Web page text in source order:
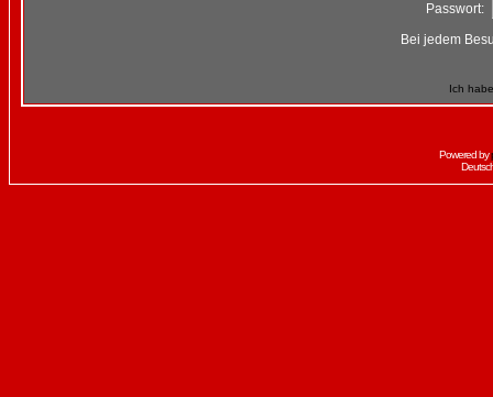
Passwort:
Bei jedem
Ich
Powered by